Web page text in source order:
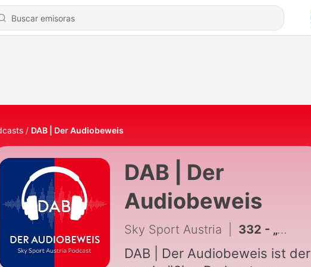
DAB | Der Audiobeweis
DAB | Der
Audiobeweis
Sky Sport Austria 332 - „WM-Edition“ #12: Didi Hamann
DAB | Der Audiobeweis ist der